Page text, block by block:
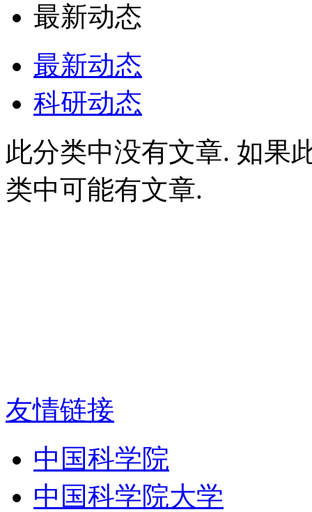
最新动态
最新动态
科研动态
此分类中没有文章. 如果
类中可能有文章.
友情链接
中国科学院
中国科学院大学